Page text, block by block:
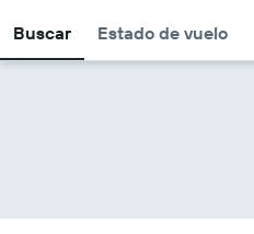
Buscar Estado de vuelo